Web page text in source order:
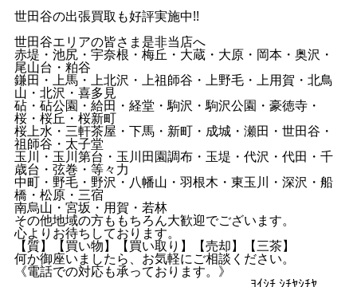
世田谷の出張買取も好評実施中!!
世田谷エリアの皆さま是非当店へ
赤堤・池尻・宇奈根・梅丘・大蔵・大原・岡本・奥沢・
尾山台・粕谷
鎌田・上馬・上北沢・上祖師谷・上野毛・上用賀・北鳥
山・北沢・喜多見
砧・砧公園・給田・経堂・駒沢・駒沢公園・豪徳寺・
桜・桜丘・桜新町
桜上水・三軒茶屋・下馬・新町・成城・瀬田・世田谷・
祖師谷・太子堂
玉川・玉川第台・玉川田園調布・玉堤・代沢・代田・千
歳台・弦巻・等々力
中町・野毛・野沢・八幡山・羽根木・東玉川・深沢・船
橋・松原・三宿
南烏山・宮坂・用賀・若林
その他地域の方ももちろん大歓迎でございます。
心よりお待ちしております。
【質】【買い物】【買い取り】【売却】【三茶】
何か御座いましたら、お気軽にご相談ください。
《電話での対応も承っております。》